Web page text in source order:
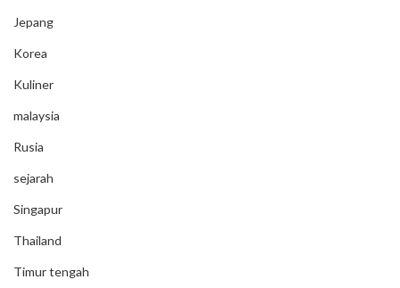
Jepang
Korea
Kuliner
malaysia
Rusia
sejarah
Singapur
Thailand
Timur tengah